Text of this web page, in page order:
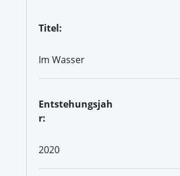
Titel:
Im Wasser
Entstehungsjah
r:
2020